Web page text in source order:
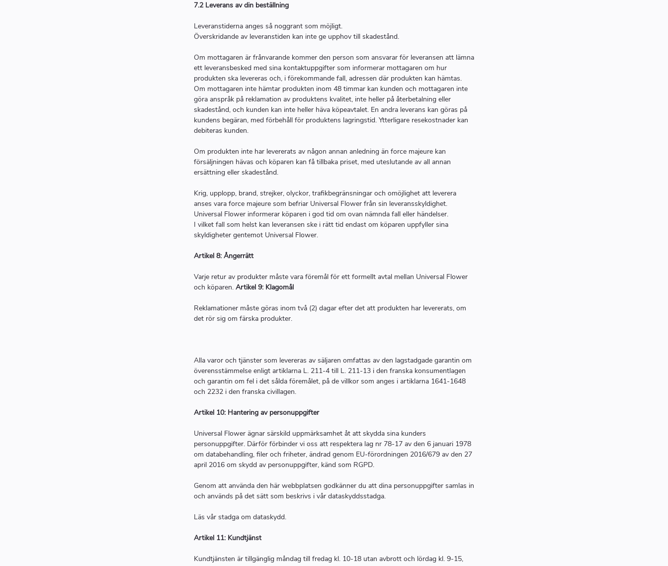
7.2 Leverans av din beställning
Leveranstiderna anges så noggrant som möjligt.
Överskridande av leveranstiden kan inte ge upphov till skadestånd.
Om mottagaren är frånvarande kommer den person som ansvarar för leveransen att lämna
ett leveransbesked med sina kontaktuppgifter som informerar mottagaren om hur
produkten ska levereras och, i förekommande fall, adressen där produkten kan hämtas.
Om mottagaren inte hämtar produkten inom 48 timmar kan kunden och mottagaren inte
göra anspråk på reklamation av produktens kvalitet, inte heller på återbetalning eller
skadestånd, och kunden kan inte heller häva köpeavtalet. En andra leverans kan göras på
kundens begäran, med förbehåll för produktens lagringstid. Ytterligare resekostnader kan
debiteras kunden.
Om produkten inte har levererats av någon annan anledning än force majeure kan
försäljningen hävas och köparen kan få tillbaka priset, med uteslutande av all annan
ersättning eller skadestånd.
Krig, upplopp, brand, strejker, olyckor, trafikbegränsningar och omöjlighet att leverera
anses vara force majeure som befriar Universal Flower från sin leveransskyldighet.
Universal Flower informerar köparen i god tid om ovan nämnda fall eller händelser.
I vilket fall som helst kan leveransen ske i rätt tid endast om köparen uppfyller sina
skyldigheter gentemot Universal Flower.
Artikel 8: Ångerrätt
Varje retur av produkter måste vara föremål för ett formellt avtal mellan Universal Flower
och köparen. Artikel 9: Klagomål
Reklamationer måste göras inom två (2) dagar efter det att produkten har levererats, om
det rör sig om färska produkter.
Alla varor och tjänster som levereras av säljaren omfattas av den lagstadgade garantin om
överensstämmelse enligt artiklarna L. 211-4 till L. 211-13 i den franska konsumentlagen
och garantin om fel i det sålda föremålet, på de villkor som anges i artiklarna 1641-1648
och 2232 i den franska civillagen.
Artikel 10: Hantering av personuppgifter
Universal Flower ägnar särskild uppmärksamhet åt att skydda sina kunders
personuppgifter. Därför förbinder vi oss att respektera lag nr 78-17 av den 6 januari 1978
om databehandling, filer och friheter, ändrad genom EU-förordningen 2016/679 av den 27
april 2016 om skydd av personuppgifter, känd som RGPD.
Genom att använda den här webbplatsen godkänner du att dina personuppgifter samlas in
och används på det sätt som beskrivs i vår dataskyddsstadga.
Läs vår stadga om dataskydd.
Artikel 11: Kundtjänst
Kundtjänsten är tillgänglig måndag till fredag kl. 10-18 utan avbrott och lördag kl. 9-15,